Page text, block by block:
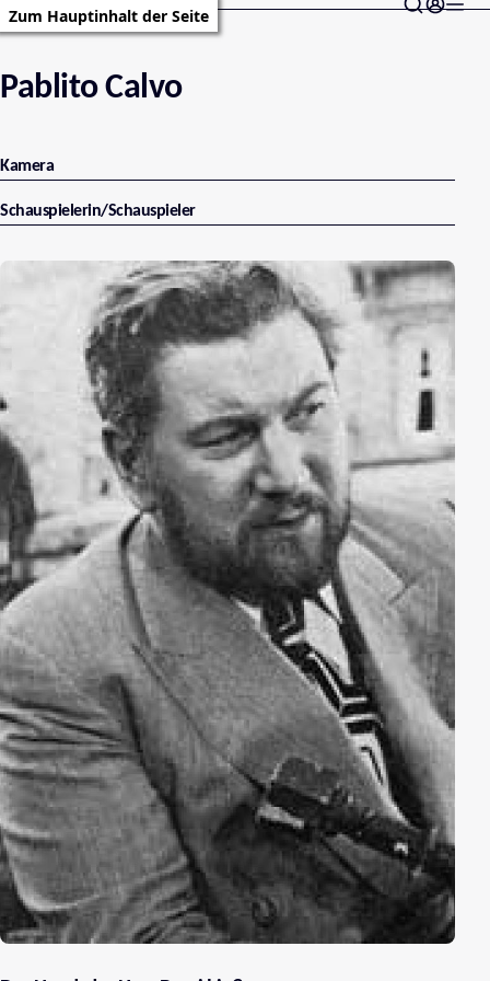
Zum Hauptinhalt der Seite
Pablito Calvo
Kamera
Schauspielerin/Schauspieler